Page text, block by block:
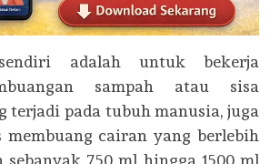
adalah untuk bekerja
sampah atau sisa
terjadi pada tubuh manusia, juga
membuang cairan yang berlebih